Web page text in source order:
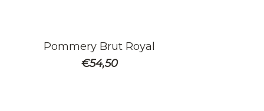
Pommery Brut Royal
€54,50